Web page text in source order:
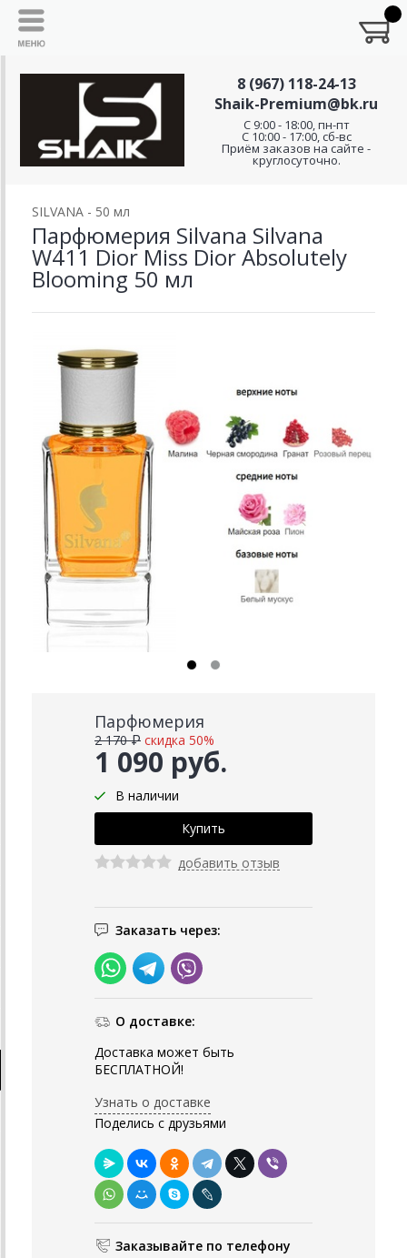
8 (967) 118-24-13
Shaik-Premium@bk.ru
C 9:00 - 18:00, пн-пт
С 10:00 - 17:00, сб-вс
Приём заказов на сайте -
круглосуточно.
SILVANA - 50 мл
Парфюмерия Silvana Silvana
W411 Dior Miss Dior Absolutely
Blooming 50 мл
Парфюмерия
1 090 руб.
2 170 ₽ скидка 50%
В наличии
добавить отзыв
Заказать через:
О доставке:
Доставка может быть
БЕСПЛАТНОЙ!
Узнать о доставке
Поделись с друзьями
Заказывайте по телефону